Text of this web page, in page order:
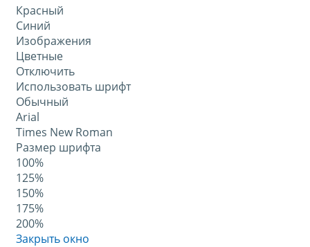
Красный
Синий
Изображения
Цветные
Отключить
Использовать шрифт
Обычный
Arial
Times New Roman
Размер шрифта
100%
125%
150%
175%
200%
Закрыть окно